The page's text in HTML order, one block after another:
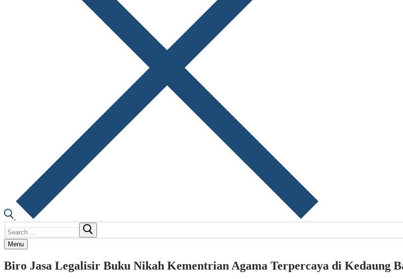
for:
Menu
Biro Jasa Legalisir Buku Nikah Kementrian Agama Terpercaya di Kedaung